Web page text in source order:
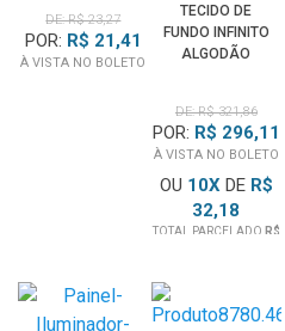
DE: R$ 23,27
POR: R$ 21,41
À VISTA NO BOLETO
TECIDO DE
FUNDO INFINITO
ALGODÃO
PARA ESTÚDIO
FOTOGRÁFICO
DE: R$ 321,86
POR: R$ 296,11
À VISTA NO BOLETO
OU 10XDE R$
32,18
TOTAL PARCELADO R$